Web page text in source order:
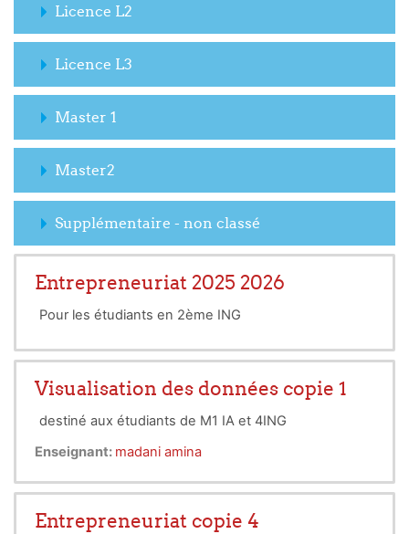
Licence L2
Licence L3
Master 1
Master2
Supplémentaire - non classé
Entrepreneuriat 2025 2026
Pour les étudiants en 2ème ING
Visualisation des données copie 1
destiné aux étudiants de M1 IA et 4ING
Enseignant: madani amina
Entrepreneuriat copie 4